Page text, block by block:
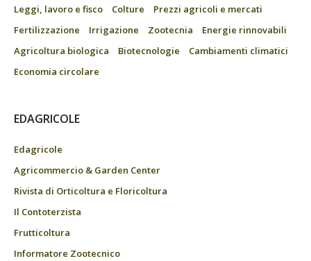
Leggi, lavoro e fisco
Colture
Prezzi agricoli e mercati
Fertilizzazione
Irrigazione Zootecnia
Energie rinnovabili
Agricoltura biologica
Biotecnologie
Cambiamenti climatici
Economia circolare
EDAGRICOLE
Edagricole
Agricommercio & Garden Center
Rivista di Orticoltura e Floricoltura
Il Contoterzista
Frutticoltura
Informatore Zootecnico